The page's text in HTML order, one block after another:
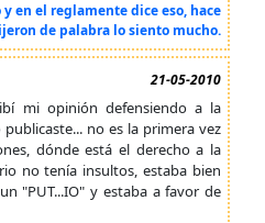
en el reglamente dice eso, hace
de palabra lo siento mucho.
21-05-2010
mi opinión defensiendo a la
no es la primera vez
dónde está el derecho a la
no tenía insultos, estaba bien
"PUT...IO" y estaba a favor de